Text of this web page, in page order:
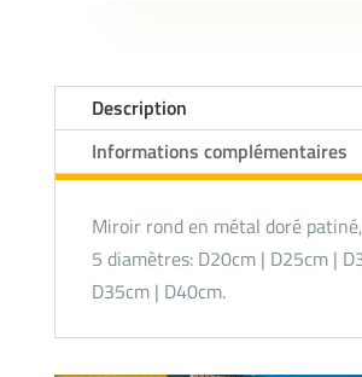
Description
Informations complémentaires
Miroir rond en métal doré
5 diamètres: D20cm | D25cm |
D35cm | D40cm.